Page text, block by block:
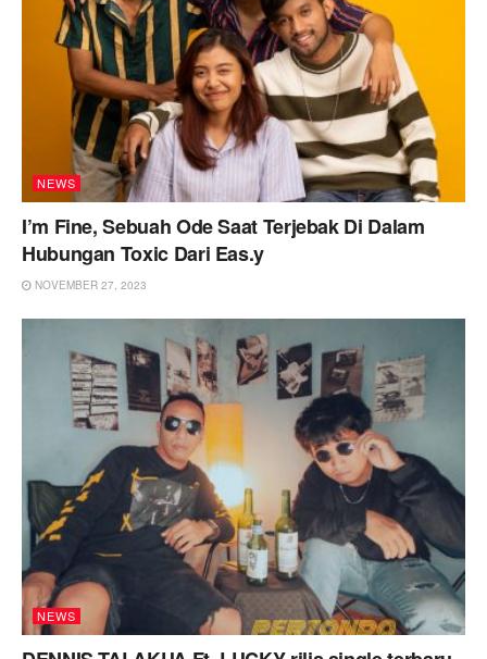
NEWS
I’m Fine, Sebuah Ode Saat Terjebak Di Dalam
Hubungan Toxic Dari Eas.y
NOVEMBER 27, 2023
NEWS